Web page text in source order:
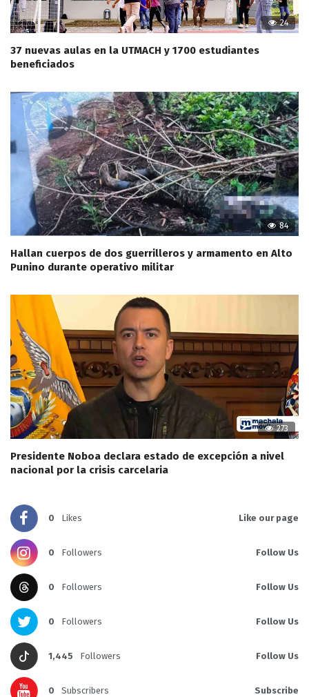
24
37 nuevas aulas en la UTMACH y 1700 estudiantes
beneficiados
84
Hallan cuerpos de dos guerrilleros y armamento en Alto
Punino durante operativo militar
273
Presidente Noboa declara estado de excepción a nivel
nacional por la crisis carcelaria
0 Likes Like our page
0 Followers Follow Us
0 Followers Follow Us
0 Followers Follow Us
1,445 Followers Follow Us
0 Subscribers Subscribe